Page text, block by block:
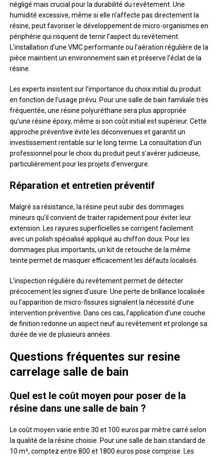
négligé mais crucial pour la durabilité du revêtement. Une
humidité excessive, même si elle n’affecte pas directement la
résine, peut favoriser le développement de micro-organismes en
périphérie qui risquent de ternir l’aspect du revêtement.
L’installation d’une VMC performante ou l’aération régulière de la
pièce maintient un environnement sain et préserve l’éclat de la
résine.
Les experts insistent sur l’importance du choix initial du produit
en fonction de l’usage prévu. Pour une salle de bain familiale très
fréquentée, une résine polyuréthane sera plus appropriée
qu’une résine époxy, même si son coût initial est supérieur. Cette
approche préventive évite les déconvenues et garantit un
investissement rentable sur le long terme. La consultation d’un
professionnel pour le choix du produit peut s’avérer judicieuse,
particulièrement pour les projets d’envergure.
Réparation et entretien préventif
Malgré sa résistance, la résine peut subir des dommages
mineurs qu’il convient de traiter rapidement pour éviter leur
extension. Les rayures superficielles se corrigent facilement
avec un polish spécialisé appliqué au chiffon doux. Pour les
dommages plus importants, un kit de retouche de la même
teinte permet de masquer efficacement les défauts localisés.
L’inspection régulière du revêtement permet de détecter
précocement les signes d’usure. Une perte de brillance localisée
ou l’apparition de micro-fissures signalent la nécessité d’une
intervention préventive. Dans ces cas, l’application d’une couche
de finition redonne un aspect neuf au revêtement et prolonge sa
durée de vie de plusieurs années.
Questions fréquentes sur resine
carrelage salle de bain
Quel est le coût moyen pour poser de la
résine dans une salle de bain ?
Le coût moyen varie entre 30 et 100 euros par mètre carré selon
la qualité de la résine choisie. Pour une salle de bain standard de
10 m², comptez entre 800 et 1800 euros pose comprise. Les